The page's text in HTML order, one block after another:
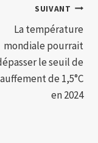
SUIVANT
La température
mondiale pourrait
le seuil de
de 1,5°C
en 2024